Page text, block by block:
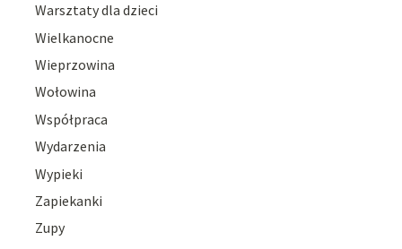
Warsztaty dla dzieci
Wielkanocne
Wieprzowina
Wołowina
Współpraca
Wydarzenia
Wypieki
Zapiekanki
Zupy